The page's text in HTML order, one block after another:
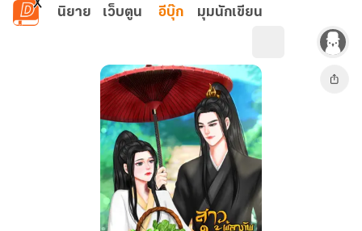
ข้ามไปยังเนื้อหาหลัก
นิยาย เว็บตูน อีบุ๊ก มุมนักเขียน